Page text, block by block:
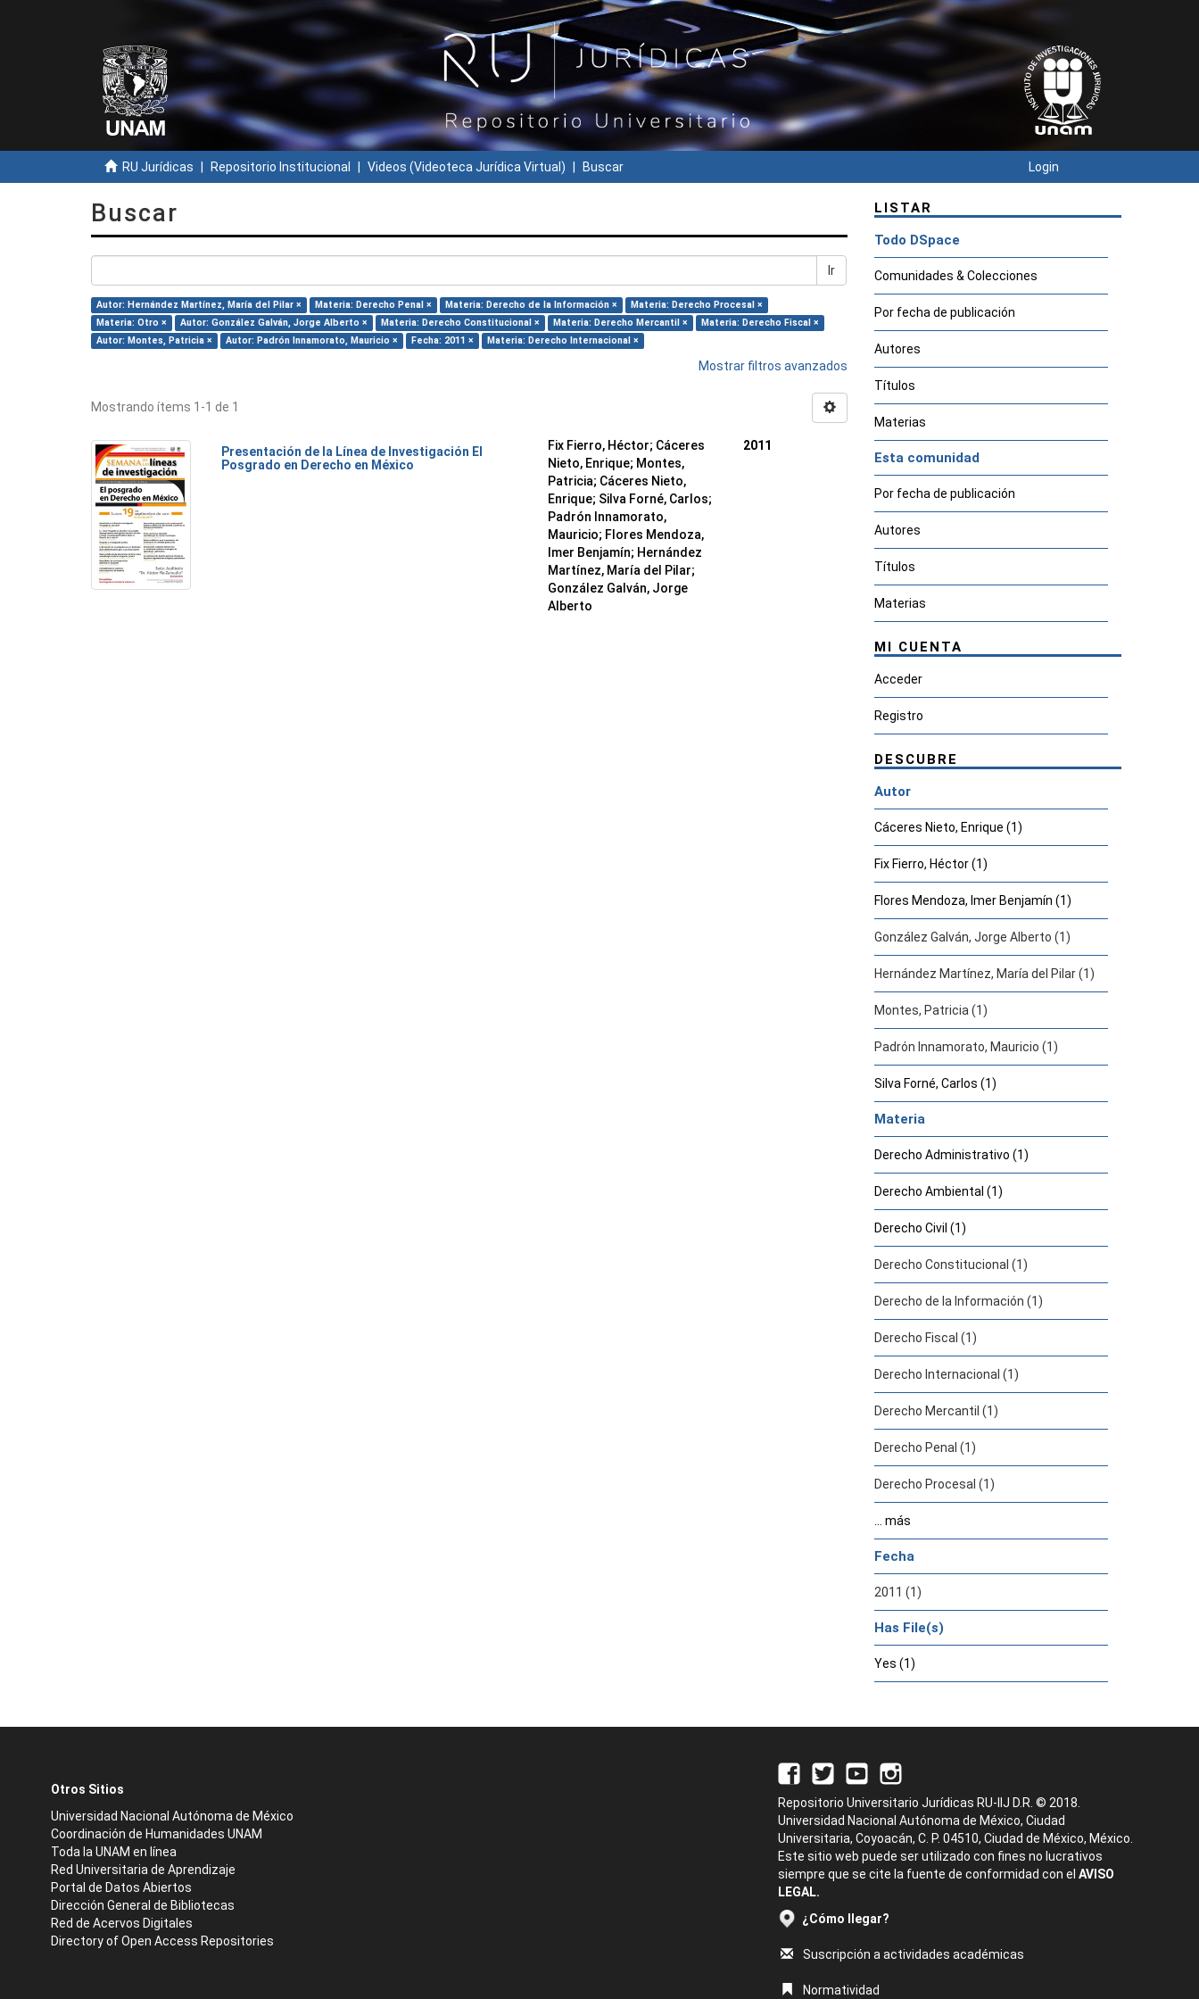
RU Jurídicas Repositorio Institucional Videos (Videoteca Jurídica Virtual) Buscar Login
Buscar
Ir
Autor: Hernández Martínez, María del Pilar × Materia: Derecho Penal × Materia: Derecho de la Información ×
Materia: Derecho Procesal ×
Materia: Otro ×
Autor: González Galván, Jorge Alberto × Materia: Derecho Constitucional × Materia: Derecho Mercantil ×
Materia: Derecho Fiscal ×
Autor: Montes, Patricia ×
Autor: Padrón Innamorato, Mauricio × Fecha: 2011 × Materia: Derecho Internacional ×
Mostrar filtros avanzados
Mostrando ítems 1-1 de 1
Presentación de la Línea de Investigación El
Posgrado en Derecho en México
Fix Fierro, Héctor; Cáceres
Nieto, Enrique; Montes,
Patricia; Cáceres Nieto,
Enrique; Silva Forné, Carlos;
Padrón Innamorato,
Mauricio; Flores Mendoza,
Imer Benjamín; Hernández
Martínez, María del Pilar;
González Galván, Jorge
Alberto
2011
LISTAR
Todo DSpace
Comunidades & Colecciones
Por fecha de publicación
Autores
Títulos
Materias
Esta comunidad
Por fecha de publicación
Autores
Títulos
Materias
MI CUENTA
Acceder
Registro
DESCUBRE
Autor
Cáceres Nieto, Enrique (1)
Fix Fierro, Héctor (1)
Flores Mendoza, Imer Benjamín (1)
González Galván, Jorge Alberto (1)
Hernández Martínez, María del Pilar (1)
Montes, Patricia (1)
Padrón Innamorato, Mauricio (1)
Silva Forné, Carlos (1)
Materia
Derecho Administrativo (1)
Derecho Ambiental (1)
Derecho Civil (1)
Derecho Constitucional (1)
Derecho de la Información (1)
Derecho Fiscal (1)
Derecho Internacional (1)
Derecho Mercantil (1)
Derecho Penal (1)
Derecho Procesal (1)
... más
Fecha
2011 (1)
Has File(s)
Yes (1)
Otros Sitios
Universidad Nacional Autónoma de México
Coordinación de Humanidades UNAM
Toda la UNAM en línea
Red Universitaria de Aprendizaje
Portal de Datos Abiertos
Dirección General de Bibliotecas
Red de Acervos Digitales
Directory of Open Access Repositories
Repositorio Universitario Jurídicas RU-IIJ D.R. © 2018.
Universidad Nacional Autónoma de México, Ciudad
Universitaria, Coyoacán, C. P. 04510, Ciudad de México, México.
Este sitio web puede ser utilizado con fines no lucrativos
siempre que se cite la fuente de conformidad con el AVISO
LEGAL.
¿Cómo llegar?
Suscripción a actividades académicas
Normatividad